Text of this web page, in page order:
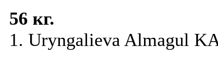
56 кг.
1. Uryngalieva Almagul